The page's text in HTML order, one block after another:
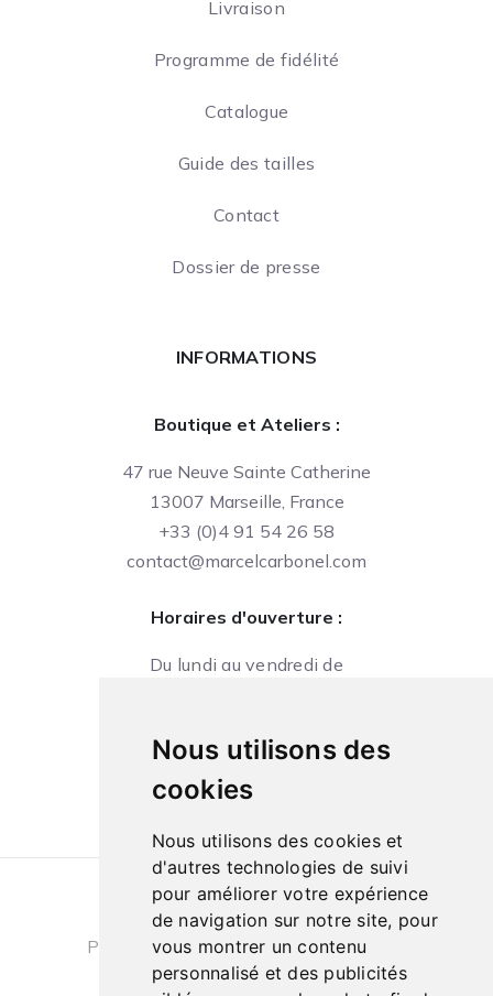
Nous utilisons des
cookies
Nous utilisons des cookies et
d'autres technologies de suivi
pour améliorer votre expérience
de navigation sur notre site, pour
vous montrer un contenu
personnalisé et des publicités
Livraison
Programme de fidélité
Catalogue
Guide des tailles
Contact
Dossier de presse
INFORMATIONS
Boutique et Ateliers :
47 rue Neuve Sainte Catherine
13007 Marseille, France
+33 (0)4 91 54 26 58
contact@marcelcarbonel.com
Horaires d'ouverture :
Du lundi au vendredi de
10h à 13h et de 14h à 18h
Conditions générales de ventes
|
Politique de confidentialité
| Cookies